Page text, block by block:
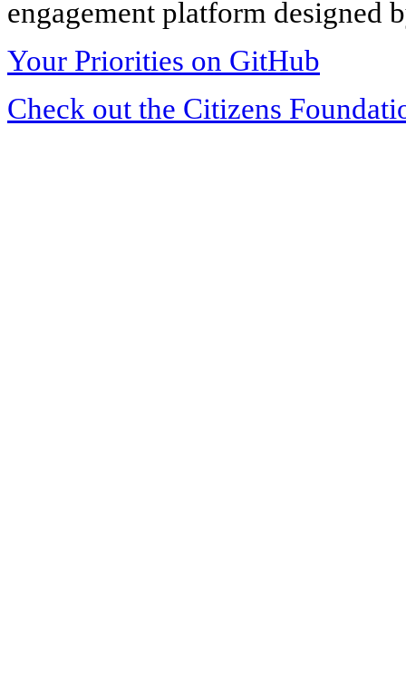
engagement platform designed
Your Priorities on GitHub
Check out the Citizens